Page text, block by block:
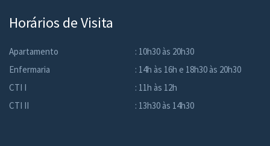
Horários de Visita
Apartamento
: 10h30 às 20h30
Enfermaria
: 14h às 16h e 18h30 às 20h30
CTI I
: 11h às 12h
CTI II
: 13h30 às 14h30